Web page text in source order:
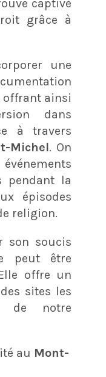
captivé
grâce à
une
offrant ainsi
dans
à travers
Michel. On
pendant la
épisodes
religion.
son soucis
peut être
offre un
sites les
de notre
au Mont-